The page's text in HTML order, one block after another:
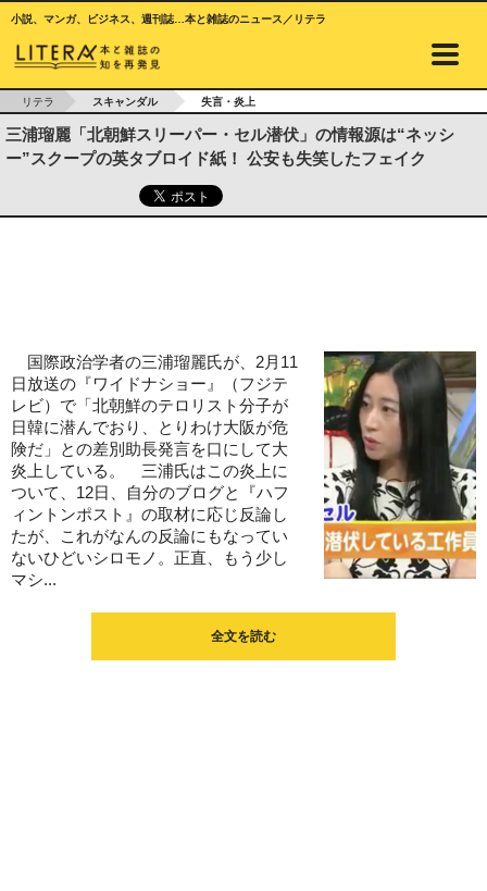
小説、マンガ、ビジネス、週刊誌…本と雑誌のニュース／リテラ
リテラ スキャンダル 失言・炎上
三浦瑠麗「北朝鮮スリーパー・セル潜伏」の情報源は“ネッシ
ー”スクープの英タブロイド紙！ 公安も失笑したフェイク
国際政治学者の三浦瑠麗氏が、2月11
日放送の『ワイドナショー』（フジテ
レビ）で「北朝鮮のテロリスト分子が
日韓に潜んでおり、とりわけ大阪が危
険だ」との差別助長発言を口にして大
炎上している。 三浦氏はこの炎上に
ついて、12日、自分のブログと『ハフ
ィントンポスト』の取材に応じ反論し
たが、これがなんの反論にもなってい
ないひどいシロモノ。正直、もう少し
マシ...
全文を読む